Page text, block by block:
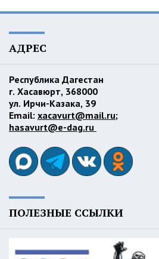
АДРЕС
Республика Дагестан
г. Хасавюрт, 368000
ул. Ирчи-Казака, 39
Email: xacavurt@mail.ru;
hasavurt@e-dag.ru
ПОЛЕЗНЫЕ ССЫЛКИ